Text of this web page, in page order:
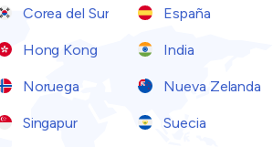
Corea del Sur España
Hong Kong India
Noruega Nueva Zelanda
Singapur Suecia